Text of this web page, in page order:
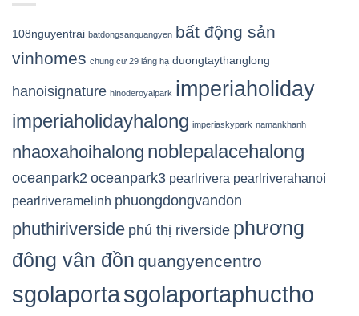
108nguyentrai batdongsanquangyen bất động sản
vinhomes chung cư 29 láng hạ duongtaythanglong
hanoisignature hinoderoyalpark imperiaholiday
imperiaholidayhalong imperiaskypark namankhanh
nhaoxahoihalong noblepalacehalong
oceanpark2 oceanpark3 pearlrivera pearlriverahanoi
pearlriveramelinh phuongdongvandon
phuthiriverside phú thị riverside phương
đông vân đồn quangyencentro
sgolaportasgolaportaphuctho